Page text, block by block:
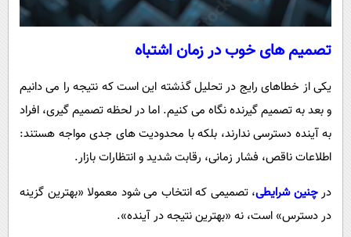
تصمیم های خوب در زمان اشتباه
یکی از خطاهای رایج در تحلیل گذشته این است که نتیجه را می دانیم
و بعد به تصمیم گیرنده نگاه می کنیم. اما در لحظه تصمیم گیری، افراد
به آینده دسترسی ندارند، بلکه با محدودیت های جدی مواجه هستند:
اطلاعات ناقص، فشار زمانی، رقابت شدید و انتظارات بازار.
درچنین شرایطی، تصمیمی که انتخاب می شود معمولا «بهترین گزینه
در دسترس» است، نه «بهترین نتیجه در آینده».